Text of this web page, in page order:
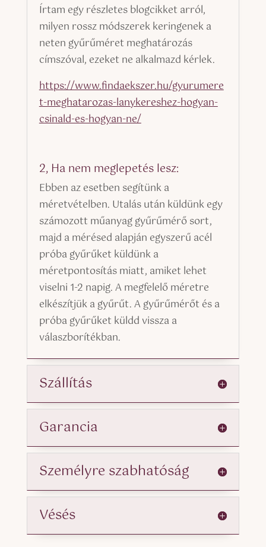
Írtam egy részletes blogcikket arról,
milyen rossz módszerek keringenek a
neten gyűrűméret meghatározás
címszóval, ezeket ne alkalmazd kérlek.
https://www.findaekszer.hu/gyurumere
t-meghatarozas-lanykereshez-hogyan-
csinald-es-hogyan-ne/
2, Ha nem meglepetés lesz:
Ebben az esetben segítünk a
méretvételben. Utalás után küldünk egy
számozott műanyag gyűrűmérő sort,
majd a mérésed alapján egyszerű acél
próba gyűrűket küldünk a
méretpontosítás miatt, amiket lehet
viselni 1-2 napig. A megfelelő méretre
elkészítjük a gyűrűt. A gyűrűmérőt és a
próba gyűrűket küldd vissza a
válaszborítékban.
Szállítás
Garancia
Személyre szabhatóság
Vésés